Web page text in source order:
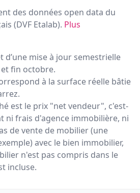
des données open data du
(DVF Etalab). Plus
d’une mise à jour semestrielle
et fin octobre.
à la surface réelle bâtie
est le prix "net vendeur", c'est-
ni frais d'agence immobilière, ni
de vente de mobilier (une
avec le bien immobilier,
n'est pas compris dans le
incluse.